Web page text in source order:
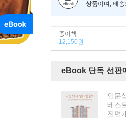
상품이며, 배
종이책
12,150원
eBook 단독 선판
인문
베스
전면